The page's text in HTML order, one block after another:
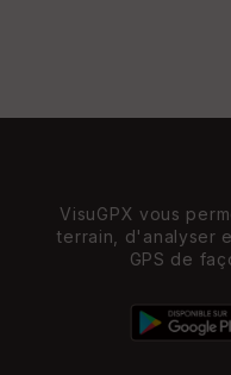
VisuGPX vous
terrain, d'analyser
GPS de